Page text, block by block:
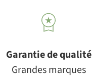
Garantie de qualité
Grandes marques